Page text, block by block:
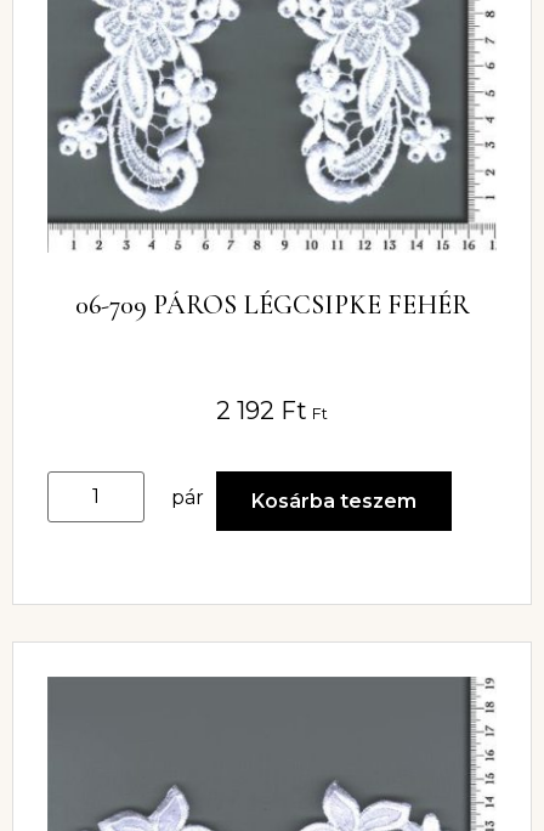
06-709 PÁROS LÉGCSIPKE FEHÉR
2 192 Ft Ft
pár Kosárba teszem